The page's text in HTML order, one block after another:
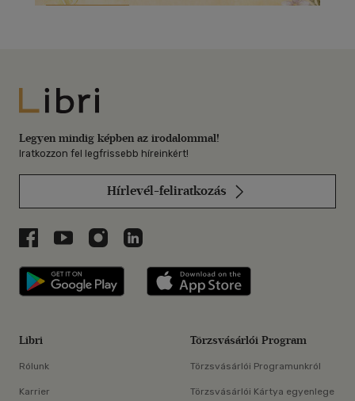
Libri
Legyen mindig képben az irodalommal!
Iratkozzon fel legfrissebb híreinkért!
Hírlevél-feliratkozás
Libri a Facebookon
Libri a Youtube-on
Libri az Instagramon
Libri a LinkedInen
Libri applikáció Szerezd meg: Google
Libri
Rólunk
Karrier
Törzsvásárlói Program
Törzsvásárlói Programunkról
Törzsvásárlói Kártya egyenlege